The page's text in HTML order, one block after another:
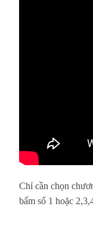
Chỉ cần chọn
bấm số 1 hoặc